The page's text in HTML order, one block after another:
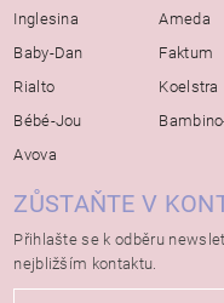
Inglesina
Baby-Dan
Rialto
Bébé-Jou
Avova
Ameda
Faktum
Koelstra
ZŮSTAŇTE V
Přihlašte se k odběru
nejbližším kontaktu.